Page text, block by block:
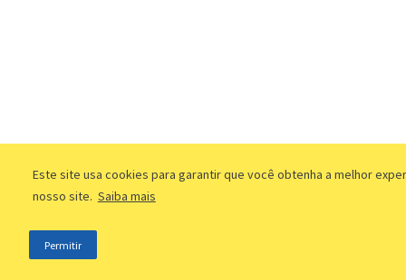
Este site usa cookies para garantir que você obtenha a melhor
nosso site. Saiba mais
Permitir